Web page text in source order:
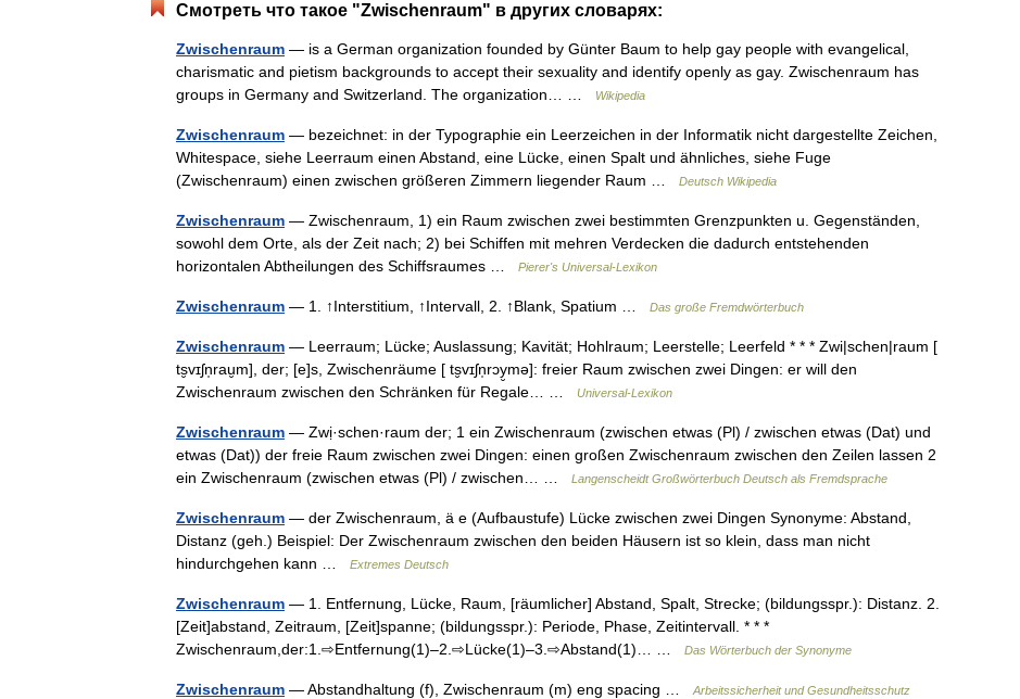
Смотреть что такое "Zwischenraum" в других словарях:
Zwischenraum — is a German organization founded by Günter Baum to help gay people with evangelical,
charismatic and pietism backgrounds to accept their sexuality and identify openly as gay. Zwischenraum has
groups in Germany and Switzerland. The organization… …
Wikipedia
Zwischenraum — bezeichnet: in der Typographie ein Leerzeichen in der Informatik nicht dargestellte Zeichen,
Whitespace, siehe Leerraum einen Abstand, eine Lücke, einen Spalt und ähnliches, siehe Fuge
(Zwischenraum) einen zwischen größeren Zimmern liegender Raum …
Deutsch Wikipedia
Zwischenraum — Zwischenraum, 1) ein Raum zwischen zwei bestimmten Grenzpunkten u. Gegenständen,
sowohl dem Orte, als der Zeit nach; 2) bei Schiffen mit mehren Verdecken die dadurch entstehenden
horizontalen Abtheilungen des Schiffsraumes …
Pierer's Universal-Lexikon
Zwischenraum — 1. ↑Interstitium, ↑Intervall, 2. ↑Blank, Spatium … Das große Fremdwörterbuch
Zwischenraum — Leerraum; Lücke; Auslassung; Kavität; Hohlraum; Leerstelle; Leerfeld * * * Zwi|schen|raum [
ts̮vɪʃn̩rau̮m], der; [e]s, Zwischenräume [ ts̮vɪʃn̩rɔy̮mə]: freier Raum zwischen zwei Dingen: er will den
Zwischenraum zwischen den Schränken für Regale… …
Universal-Lexikon
Zwischenraum — Zwị·schen·raum der; 1 ein Zwischenraum (zwischen etwas (Pl) / zwischen etwas (Dat) und
etwas (Dat)) der freie Raum zwischen zwei Dingen: einen großen Zwischenraum zwischen den Zeilen lassen 2
ein Zwischenraum (zwischen etwas (Pl) / zwischen… …
Langenscheidt Großwörterbuch Deutsch als Fremdsprache
Zwischenraum — der Zwischenraum, ä e (Aufbaustufe) Lücke zwischen zwei Dingen Synonyme: Abstand,
Distanz (geh.) Beispiel: Der Zwischenraum zwischen den beiden Häusern ist so klein, dass man nicht
hindurchgehen kann …
Extremes Deutsch
Zwischenraum — 1. Entfernung, Lücke, Raum, [räumlicher] Abstand, Spalt, Strecke; (bildungsspr.): Distanz. 2.
[Zeit]abstand, Zeitraum, [Zeit]spanne; (bildungsspr.): Periode, Phase, Zeitintervall. * * *
Zwischenraum,der:1.⇨Entfernung(1)–2.⇨Lücke(1)–3.⇨Abstand(1)… …
Das Wörterbuch der Synonyme
Zwischenraum — Abstandhaltung (f), Zwischenraum (m) eng spacing …
Arbeitssicherheit und Gesundheitsschutz